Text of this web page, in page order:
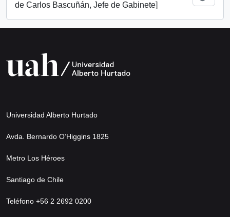
de Carlos Bascuñán, Jefe de Gabinete]
Universidad Alberto Hurtado
Avda. Bernardo O’Higgins 1825
Metro Los Héroes
Santiago de Chile
Teléfono +56 2 2692 0200